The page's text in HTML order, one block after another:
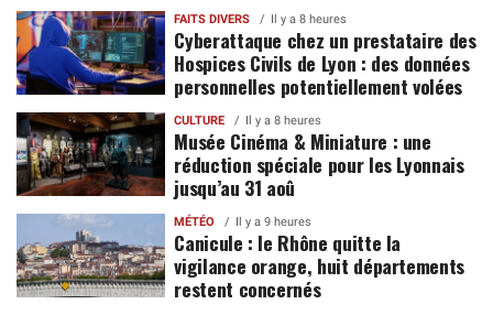
FAITS DIVERS Il y a 8 heures
Cyberattaque chez un prestataire des
Hospices Civils de Lyon : des données
personnelles potentiellement volées
CULTURE Il y a 8 heures
Musée Cinéma & Miniature : une
réduction spéciale pour les Lyonnais
jusqu’au 31 aoû
MÉTÉO Il y a 9 heures
Canicule : le Rhône quitte la
vigilance orange, huit départements
restent concernés